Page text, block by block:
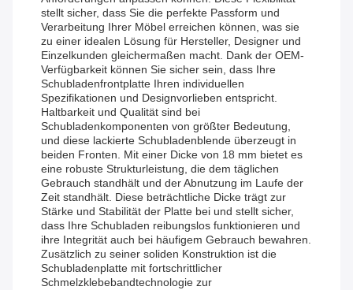
stellt sicher, dass Sie die perfekte Passform und
Verarbeitung Ihrer Möbel erreichen können, was sie
zu einer idealen Lösung für Hersteller, Designer und
Einzelkunden gleichermaßen macht. Dank der OEM-
Verfügbarkeit können Sie sicher sein, dass Ihre
Schubladenfrontplatte Ihren individuellen
Spezifikationen und Designvorlieben entspricht.
Haltbarkeit und Qualität sind bei
Schubladenkomponenten von größter Bedeutung,
und diese lackierte Schubladenblende überzeugt in
beiden Fronten. Mit einer Dicke von 18 mm bietet es
eine robuste Strukturleistung, die dem täglichen
Gebrauch standhält und der Abnutzung im Laufe der
Zeit standhält. Diese beträchtliche Dicke trägt zur
Stärke und Stabilität der Platte bei und stellt sicher,
dass Ihre Schubladen reibungslos funktionieren und
ihre Integrität auch bei häufigem Gebrauch bewahren.
Zusätzlich zu seiner soliden Konstruktion ist die
Schubladenplatte mit fortschrittlicher
Schmelzklebebandtechnologie zur